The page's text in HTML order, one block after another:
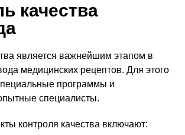
качества
является важнейшим этапом в
медицинских рецептов. Для этого
программы и
специалисты.
контроля качества включают: